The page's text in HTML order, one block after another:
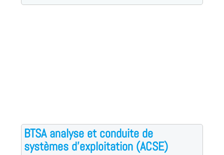
BTSA analyse et conduite de
systèmes d'exploitation (ACSE)